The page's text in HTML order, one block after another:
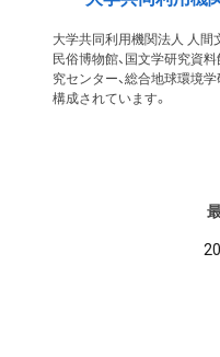
大学共同利用機関法人 人間
民俗博物館、国文学研究資
究センター、総合地球環境
構成されています。